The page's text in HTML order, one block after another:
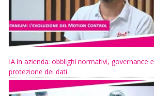
IA in azienda: obblighi normativi, governance e
protezione dei dati